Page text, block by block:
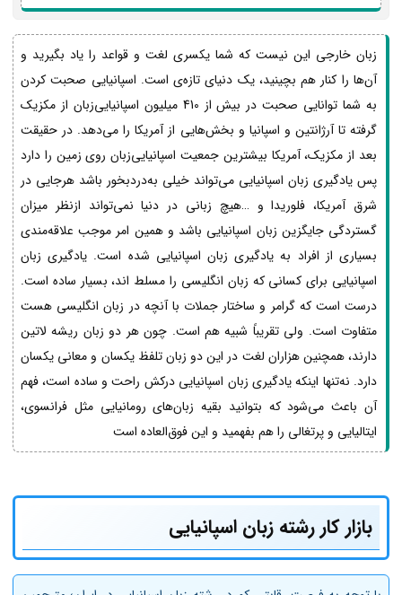
زبان خارجی این نیست که شما یکسری لغت و قواعد را یاد بگیرید و
آن‌ها را کنار هم بچینید، یک دنیای تازه‌ی است. اسپانیایی صحبت کردن
به شما توانایی صحبت در بیش از 410 میلیون اسپانیایی‌زبان از مکزیک
گرفته تا آرژانتین و اسپانیا و بخش‌هایی از آمریکا را می‌دهد. در حقیقت
بعد از مکزیک، آمریکا بیشترین جمعیت اسپانیایی‌زبان روی زمین را دارد
پس یادگیری زبان اسپانیایی می‌تواند خیلی به‌دردبخور باشد هرجایی در
شرق آمریکا، فلوریدا و …هیچ زبانی در دنیا نمی‌تواند ازنظر میزان
گستردگی جایگزین زبان اسپانیایی باشد و همین امر موجب علاقه‌مندی
بسیاری از افراد به یادگیری زبان اسپانیایی شده است. یادگیری زبان
اسپانیایی برای کسانی که زبان انگلیسی را مسلط ‌اند، بسیار ساده است.
درست است که گرامر و ساختار جملات با آنچه در زبان انگلیسی هست
متفاوت است. ولی تقریباً شبیه هم است. چون هر دو زبان ریشه لاتین
دارند، همچنین هزاران لغت در این دو زبان تلفظ یکسان و معانی یکسان
دارد. نه‌تنها اینکه یادگیری زبان اسپانیایی درکش راحت و ساده است، فهم
آن باعث می‌شود که بتوانید بقیه زبان‌های رومانیایی مثل فرانسوی،
ایتالیایی و پرتغالی را هم بفهمید و این فوق‌العاده است
بازار کار رشته زبان اسپانیایی